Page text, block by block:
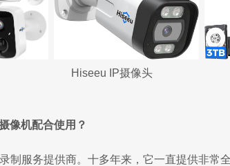
Hiseeu IP摄像头
像机配合使用？
制服务提供商。十多年来，它一直提供非常